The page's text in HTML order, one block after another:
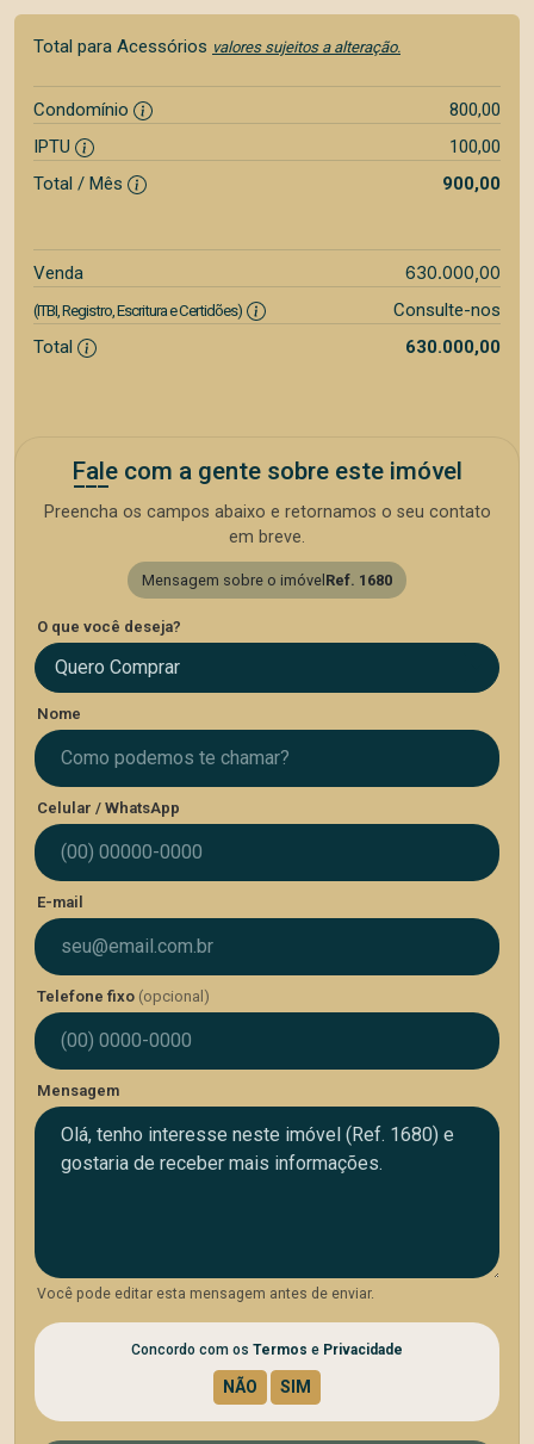
Total para Acessórios valores sujeitos a alteração.
Condomínio
800,00
IPTU
100,00
Total / Mês
900,00
Venda 630.000,00
(ITBI, Registro, Escritura e Certidões)
Consulte-nos
Total
630.000,00
Fale com a gente sobre este imóvel
Preencha os campos abaixo e retornamos o seu contato
em breve.
Mensagem sobre o imóvel Ref. 1680
O que você deseja?
Quero Comprar
Nome
Celular / WhatsApp
E-mail
Telefone fixo (opcional)
Mensagem
Você pode editar esta mensagem antes de enviar.
Concordo com os Termos e Privacidade